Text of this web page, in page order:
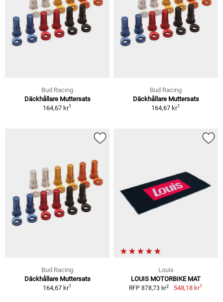
Bud Racing
Däckhållare Muttersats
164,67 kr1
Bud Racing
Däckhållare Muttersats
164,67 kr1
Bud Racing
Däckhållare Muttersats
164,67 kr1
Louis
LOUIS MOTORBIKE MAT
RFP 878,73 kr2 548,18 kr1